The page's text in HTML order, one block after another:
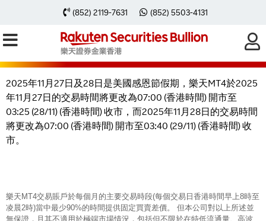
(852) 2119-7631 (852) 5503-4131
2025年11月27日及28日樂天MT4交易
時間因美國感恩節假期有所轉
2025年11月27日及28日是美國感恩節假期，樂天MT4於2025
年11月27日的交易時間將更改為07:00 (香港時間) 開市至
03:25 (28/11) (香港時間) 收市，而2025年11月28日的交易時間
將更改為07:00 (香港時間) 開市至03:40 (29/11) (香港時間) 收
市。
樂天MT4交易賬戶於每個月的主要交易時段(每個交易日香港時間早上8時至
凌晨2時)當中最少90%的時間提供固定買賣差價。 但本公司對以上所述並
無保證，且其不適用於極端市場情況，包括但不限於在特低流通量、高波